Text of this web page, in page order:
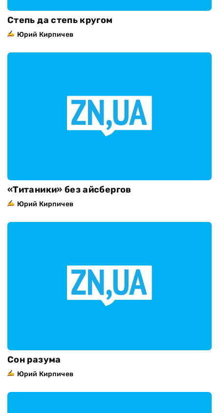
Степь да степь кругом
Юрий Кирпичев
«Титаники» без айсбергов
Юрий Кирпичев
Сон разума
Юрий Кирпичев